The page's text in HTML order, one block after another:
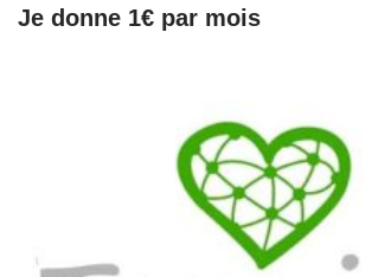
Je donne 1€ par mois